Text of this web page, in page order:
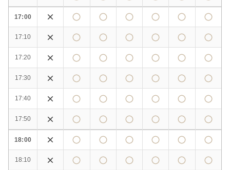
17:00
17:10
17:20
17:30
17:40
17:50
18:00
18:10